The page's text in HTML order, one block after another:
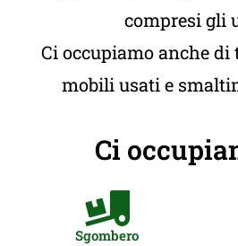
compresi gli
Ci occupiamo anche
mobili usati e
Ci
Sgombero